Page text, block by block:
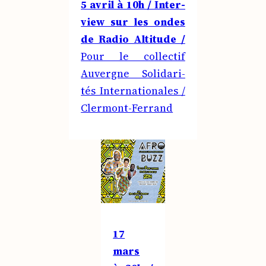
5 avril à 10h / Inter­
view sur les ondes
de Radio Alti­tude /
Pour le col­lec­tif
Auvergne Soli­da­ri­
tés Inter­na­tio­nales /
Cler­mont-Fer­rand
17
mars